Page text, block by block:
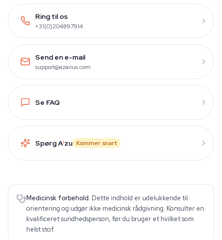
Ring til os
+31(0)204897914
Send en e-mail
support@azarius.com
Se FAQ
Spørg Aizu Kommer snart
Medicinsk forbehold. Dette indhold er udelukkende til
orientering og udgør ikke medicinsk rådgivning. Konsulter en
kvalificeret sundhedsperson, før du bruger et hvilket som
helst stof.